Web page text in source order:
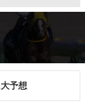
予想